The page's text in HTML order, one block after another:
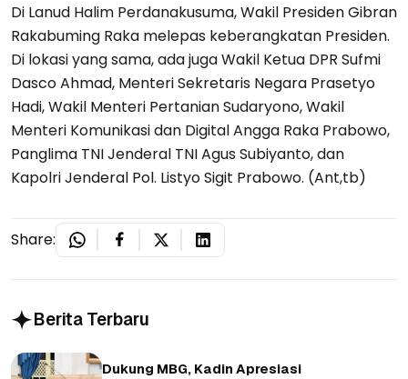
Di Lanud Halim Perdanakusuma, Wakil Presiden Gibran
Rakabuming Raka melepas keberangkatan Presiden.
Di lokasi yang sama, ada juga Wakil Ketua DPR Sufmi
Dasco Ahmad, Menteri Sekretaris Negara Prasetyo
Hadi, Wakil Menteri Pertanian Sudaryono, Wakil
Menteri Komunikasi dan Digital Angga Raka Prabowo,
Panglima TNI Jenderal TNI Agus Subiyanto, dan
Kapolri Jenderal Pol. Listyo Sigit Prabowo. (Ant,tb)
Share:
Berita Terbaru
Dukung MBG, Kadin Apresiasi